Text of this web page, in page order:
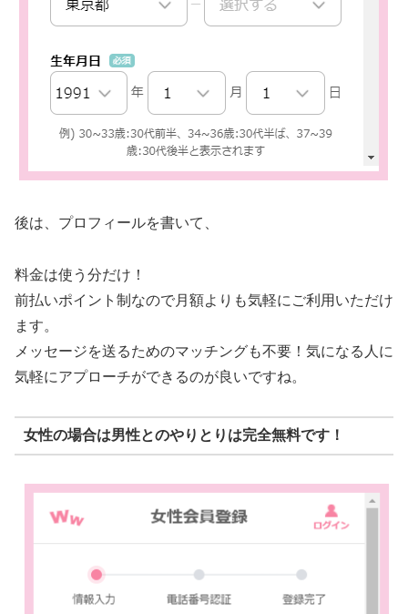
後は、プロフィールを書いて、
料金は使う分だけ！
前払いポイント制なので月額よりも気軽にご利用いただけ
ます。
メッセージを送るためのマッチングも不要！気になる人に
気軽にアプローチができるのが良いですね。
女性の場合は男性とのやりとりは完全無料です！